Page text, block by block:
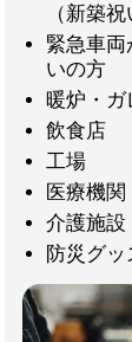
（新築
緊急車両
いの方
暖炉・ガ
飲食店
工場
医療機関
介護施設
防災グッ